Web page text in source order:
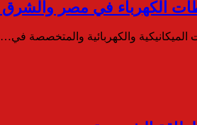
الميكانيكية والكهربائية والمتخصصة في…